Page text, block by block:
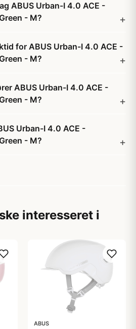
ABUS Urban-I 4.0 ACE -
- M?
for ABUS Urban-I 4.0 ACE -
- M?
ABUS Urban-I 4.0 ACE -
- M?
Urban-I 4.0 ACE -
- M?
interesseret i
ABUS